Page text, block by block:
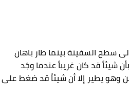
سطح السفينة بينما طار باهان
قد كان غريباً عندما وجَد
وهو يطير إلا أن شيئاً قد ضغط على